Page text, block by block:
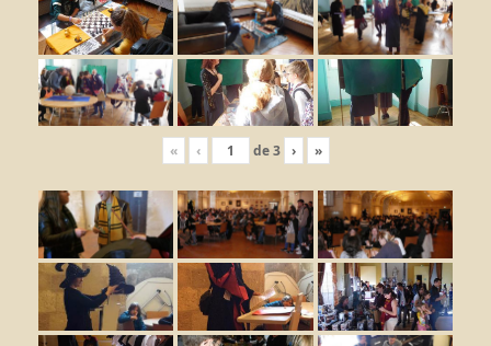
« ‹ de3 › »